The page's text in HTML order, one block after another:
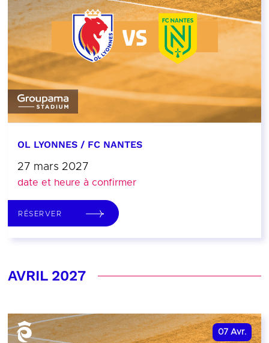
OL LYONNES / FC NANTES
27 mars 2027
date et heure à confirmer
RÉSERVER
AVRIL 2027
07 Avr.